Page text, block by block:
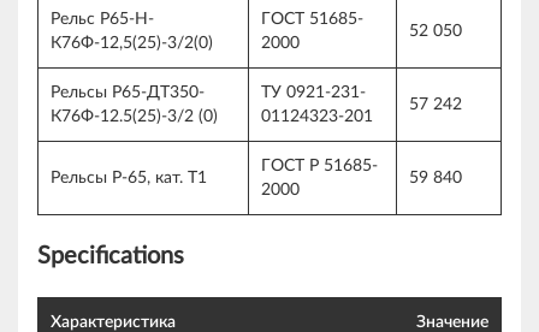
Рельс Р65-Н-
К76Ф-12,5(25)-3/2(0)
ГОСТ 51685-
2000
52 050
Рельсы Р65-ДТ350-
К76Ф-12.5(25)-3/2 (0)
ТУ 0921-231-
01124323-201
57 242
Рельсы Р-65, кат. Т1
ГОСТ Р 51685-
2000
59 840
Specifications
Характеристика Значение